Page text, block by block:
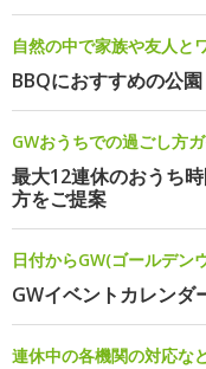
自然の中で家族や友人と
BBQにおすすめの公園
GWおうちでの過ごし方
最大12連休のおうち
方をご提案
日付からGW(ゴールデン
GWイベントカレンダ
連休中の各機関の対応な